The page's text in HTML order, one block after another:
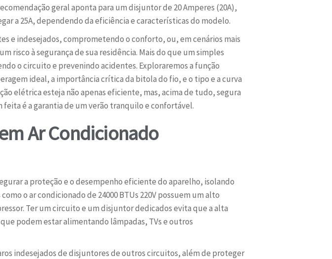
geral aponta para um disjuntor de 20 Amperes (20A),
a 25A, dependendo da eficiência e características do modelo.
e indesejados, comprometendo o conforto, ou, em cenários mais
risco à segurança de sua residência. Mais do que um simples
o circuito e prevenindo acidentes. Exploraremos a função
ideal, a importância crítica da bitola do fio, e o tipo e a curva
elétrica esteja não apenas eficiente, mas, acima de tudo, segura
é a garantia de um verão tranquilo e confortável.
Ar Condicionado
a proteção e o desempenho eficiente do aparelho, isolando
o ar condicionado de 24000 BTUs 220V possuem um alto
Ter um circuito e um disjuntor dedicados evita que a alta
podem estar alimentando lâmpadas, TVs e outros
indesejados de disjuntores de outros circuitos, além de proteger